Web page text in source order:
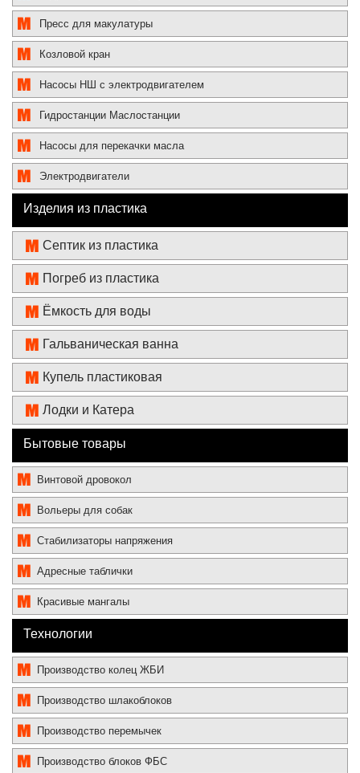
Пресс для макулатуры
Козловой кран
Насосы НШ с электродвигателем
Гидростанции Маслостанции
Насосы для перекачки масла
Электродвигатели
Изделия из пластика
Септик из пластика
Погреб из пластика
Ёмкость для воды
Гальваническая ванна
Купель пластиковая
Лодки и Катера
Бытовые товары
Винтовой дровокол
Вольеры для собак
Стабилизаторы напряжения
Адресные таблички
Красивые мангалы
Технологии
Производство колец ЖБИ
Производство шлакоблоков
Производство перемычек
Производство блоков ФБС